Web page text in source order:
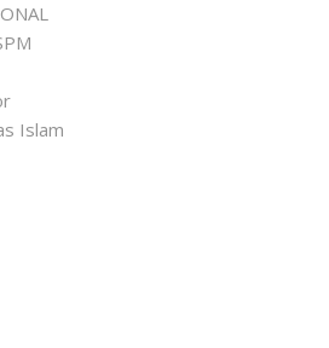
Islam